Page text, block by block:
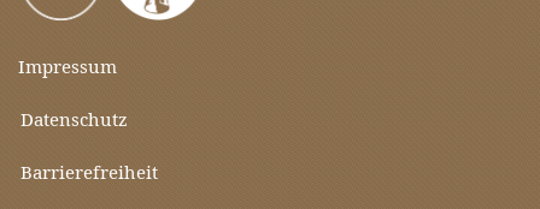
Impressum
Datenschutz
Barrierefreiheit